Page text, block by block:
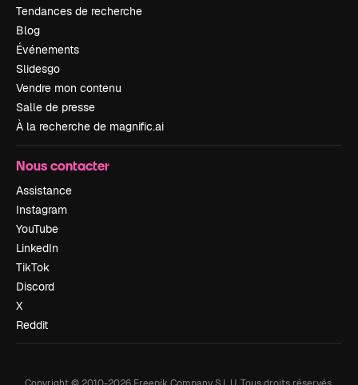
Tendances de recherche
Blog
Événements
Slidesgo
Vendre mon contenu
Salle de presse
À la recherche de magnific.ai
Nous contacter
Assistance
Instagram
YouTube
LinkedIn
TikTok
Discord
X
Reddit